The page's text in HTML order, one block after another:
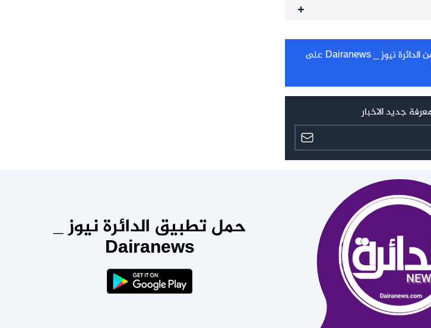
تابع آخر الأخبار من الدائرة نيوز _ Dairanews على
حمل تطبيق الدائرة نيوز _
Dairanews